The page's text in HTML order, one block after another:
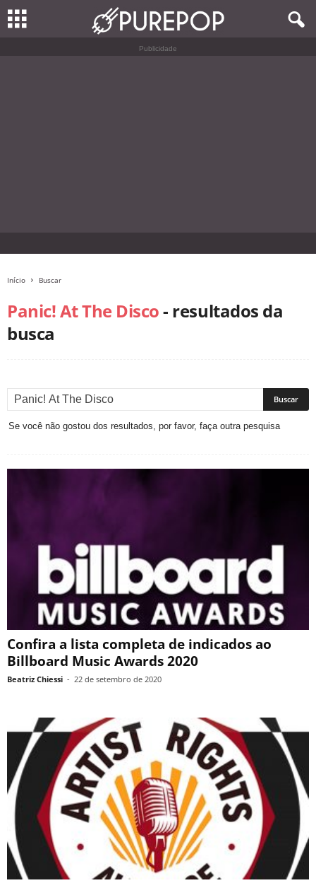
Publicidade
Início Buscar
Panic! At The Disco- resultados da
busca
Se você não gostou dos resultados, por favor, faça outra pesquisa
Confira a lista completa de indicados ao
Billboard Music Awards 2020
Beatriz Chiessi - 22 de setembro de 2020